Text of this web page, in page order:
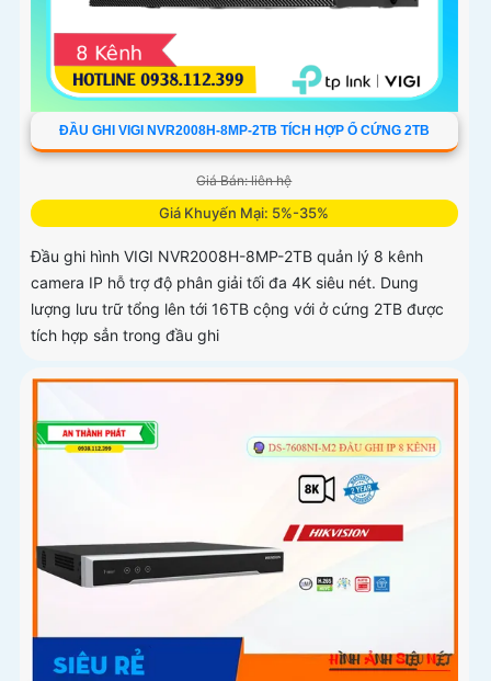
ĐẦU GHI VIGI NVR2008H-8MP-2TB TÍCH HỢP Ổ CỨNG 2TB
Giá Bán: liên hệ
Giá Khuyến Mại: 5%-35%
Đầu ghi hình VIGI NVR2008H-8MP-2TB quản lý 8 kênh
camera IP hỗ trợ độ phân giải tối đa 4K siêu nét. Dung
lượng lưu trữ tổng lên tới 16TB cộng với ở cứng 2TB được
tích hợp sẳn trong đầu ghi